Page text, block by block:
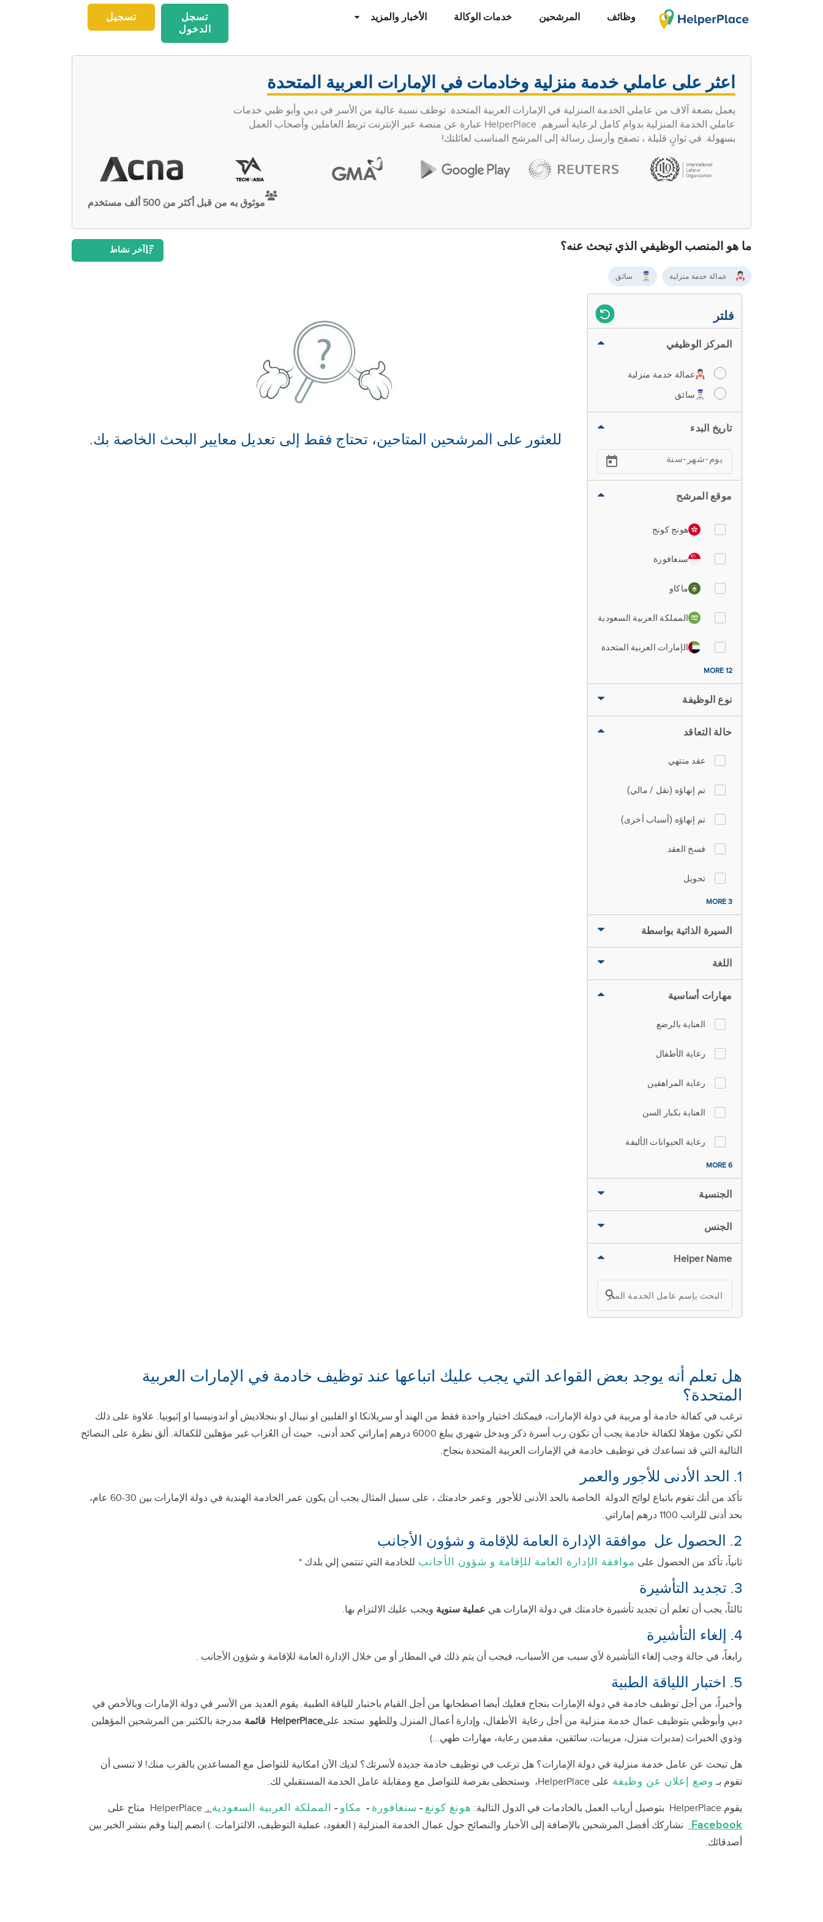
وظائف المرشحين خدمات الوكالة الأخبار والمزيد تسجيل
تسجل
الدخول
اعثر على عاملي خدمة منزلية وخادمات في الإمارات العربية المتحدة
يعمل بضعة آلاف من عاملي الخدمة المنزلية في الإمارات العربية المتحدة. توظف نسبة عالية من الأسر في دبي وأبو ظبي خدمات
عاملي الخدمة المنزلية بدوام كامل لرعاية أسرهم. HelperPlace عبارة عن منصة عبر الإنترنت تربط العاملين وأصحاب العمل
بسهولة. في ثوانٍ قليلة ، تصفح وأرسل رسالة إلى المرشح المناسب لعائلتك!
موثوق به من قبل أكثر من 500 ألف مستخدم
ما هو المنصب الوظيفي الذي تبحث عنه؟ آخر نشاط
عمالة خدمة منزلية سائق
فلتر
المركز الوظيفي
عمالة خدمة منزلية
سائق
تاريخ البدء
موقع المرشح
هونج كونج
سنغافورة
ماكاو
المملكة العربية السعودية
الإمارات العربية المتحدة
12 MORE
نوع الوظيفة
حالة التعاقد
عقد منتهي
تم إنهاؤه (نقل / مالي)
تم إنهاؤه (أسباب أخرى)
فسخ العقد
تحويل
3 MORE
السيرة الذاتية بواسطة
اللغة
مهارات أساسية
العناية بالرضع
رعاية الأطفال
رعاية المراهقين
العناية بكبار السن
رعاية الحيوانات الأليفة
6 MORE
الجنسية
الجنس
Helper Name
للعثور على المرشحين المتاحين، تحتاج فقط إلى تعديل معايير البحث الخاصة بك.
هل تعلم أنه يوجد بعض القواعد التي يجب عليك اتباعها عند توظيف خادمة في الإمارات العربية
المتحدة؟
ترغب في كفالة خادمة أو مربية في دولة الإمارات، فيمكنك اختيار واحدة فقط من الهند أو سريلانكا او الفلبين او نيبال او بنجلاديش أو اندونيسيا او إثيوبيا. علاوة على ذلك
لكي تكون مؤهلا لكفالة خادمة يجب أن تكون رب أسرة ذكر وبدخل شهري يبلغ 6000 درهم إماراتي كحد أدنى، حيث أن العُزاب غير مؤهلين للكفالة. ألق نظرة على النصائح
التالية التي قد تساعدك في توظيف خادمة في الإمارات العربية المتحدة بنجاح.
1. الحد الأدنى للأجور والعمر
تأكد من أنك تقوم باتباع لوائح الدولة الخاصة بالحد الأدنى للأجور وعمر خادمتك ، على سبيل المثال يجب أن يكون عمر الخادمة الهندية في دولة الإمارات بين 30-60 عام،
بحد أدنى للراتب 1100 درهم إماراتي.
2. الحصول عل موافقة الإدارة العامة للإقامة و شؤون الأجانب
ثانياً، تأكد من الحصول على موافقة الإدارة العامة للإقامة و شؤون الأجانب للخادمة التي تنتمي إلي بلدك *
3. تجديد التأشيرة
ثالثاً، يجب أن تعلم أن تجديد تأشيرة خادمتك في دولة الإمارات هي عملية سنوية ويجب عليك الالتزام بها.
4. إلغاء التأشيرة
رابغاً، في حالة وجب إلغاء التأشيرة لأي سبب من الأسباب، فيجب أن يتم ذلك في المطار أو من خلال الإدارة العامة للإقامة و شؤون الأجانب .
5. اختبار اللياقة الطبية
وأخيراً، من أجل توظيف خادمة في دولة الإمارات بنجاح فعليك أيضا اصطحابها من أجل القيام باختبار للياقة الطبية. يقوم العديد من الأسر في دولة الإمارات وبالأخص في
دبي وأبوظبي بتوظيف عمال خدمة منزلية من أجل رعاية الأطفال، وإدارة أعمال المنزل وللطهو. ستجد علىHelperPlace قائمة مدرجة بالكثير من المرشحين المؤهلين
وذوي الخبرات (مدبرات منزل، مربيات، سائقين، مقدمين رعاية، مهارات طهي...)
هل تبحث عن عامل خدمة منزلية في دولة الإمارات؟ هل ترغب في توظيف خادمة جديدة لأسرتك؟ لديك الآن امكانية للتواصل مع المساعدين بالقرب منك! لا تنسى أن
تقوم بـ وضع إعلان عن وظيفة على HelperPlace، وستحظى بفرصة للتواصل مع ومقابلة عامل الخدمة المستقبلي لك.
يقوم HelperPlace بتوصيل أرباب العمل بالخادمات في الدول التالية: هونغ كونغ - سنغافورة - مكاو - المملكة العربية السعودية .
Facebook
نشاركك أفضل المرشحين بالإضافة إلى الأخبار والنصائح حول عمال الخدمة المنزلية ( العقود، عملية التوظيف، الالتزامات..) انضم إلينا وقم بنشر الخبر بين
أصدقائك.